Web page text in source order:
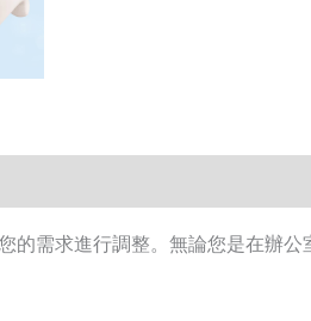
需求進行調整。無論您是在辦